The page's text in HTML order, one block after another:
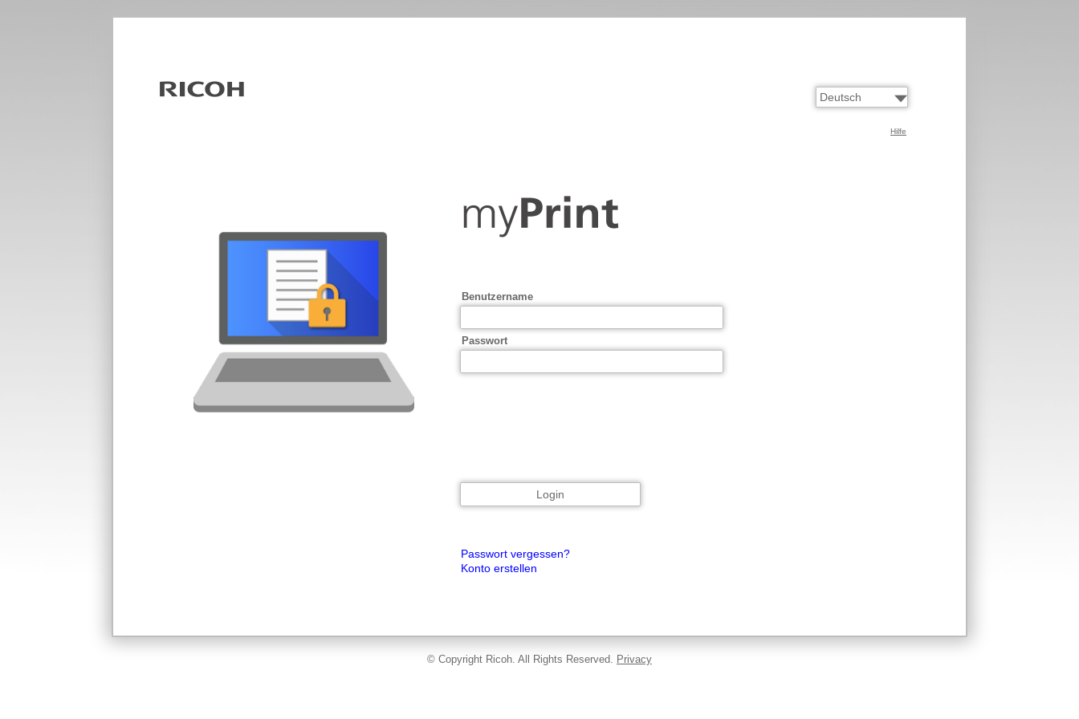
Hilfe
Benutzername
Passwort
Passwort vergessen?
Konto erstellen
© Copyright Ricoh. All Rights Reserved. Privacy